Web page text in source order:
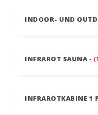
INDOOR- UND
INFRAROT SAUNA -
INFRAROTKABINE 1